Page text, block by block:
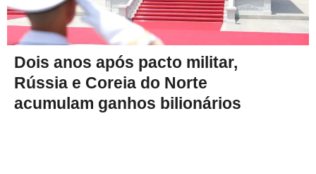
Dois anos após pacto militar,
Rússia e Coreia do Norte
acumulam ganhos bilionários